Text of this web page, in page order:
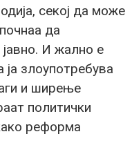
секој да може
да
И жално е
злоупотребува
и ширење
политички
реформа